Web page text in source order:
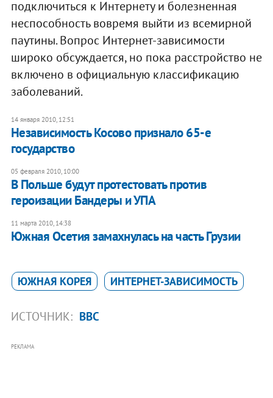
подключиться к Интернету и болезненная
неспособность вовремя выйти из всемирной
паутины. Вопрос Интернет-зависимости
широко обсуждается, но пока расстройство не
включено в официальную классификацию
заболеваний.
14 января 2010, 12:51
Независимость Косово признало 65-е
государство
05 февраля 2010, 10:00
В Польше будут протестовать против
героизации Бандеры и УПА
11 марта 2010, 14:38
Южная Осетия замахнулась на часть Грузии
ЮЖНАЯ КОРЕЯ ИНТЕРНЕТ-ЗАВИСИМОСТЬ
ИСТОЧНИК: BBC
РЕКЛАМА